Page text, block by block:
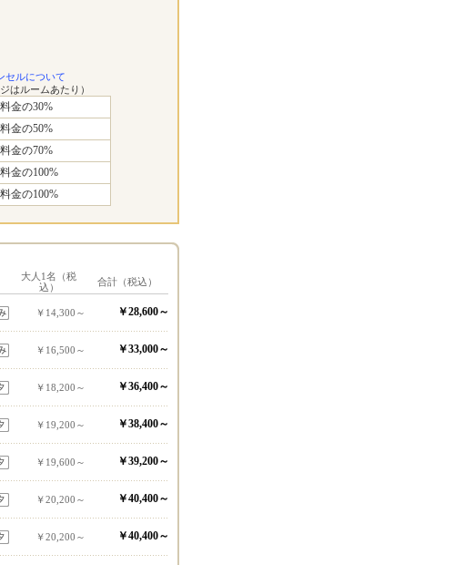
セルについて
はルームあたり）
金の30%
金の50%
金の70%
金の100%
金の100%
大人1名（税
込）
合計（税込）
￥14,300～ ￥28,600～
￥16,500～ ￥33,000～
￥18,200～ ￥36,400～
￥19,200～ ￥38,400～
￥19,600～ ￥39,200～
￥20,200～ ￥40,400～
￥20,200～ ￥40,400～